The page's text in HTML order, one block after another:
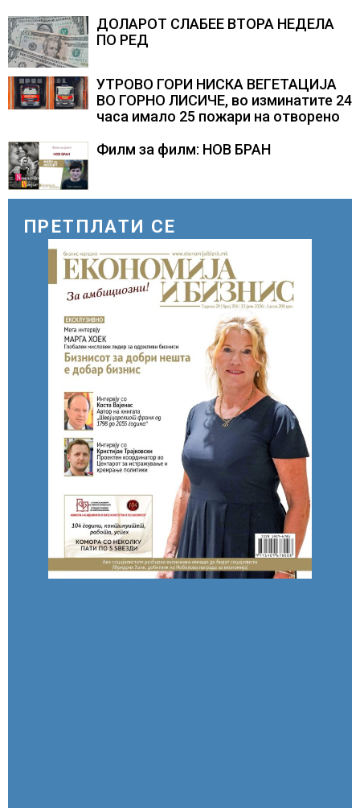
резултатите од последните анкети
ДОЛАРОТ СЛАБЕЕ ВТОРА НЕДЕЛА
ПО РЕД
УТРОВО ГОРИ НИСКА ВЕГЕТАЦИЈА
ВО ГОРНО ЛИСИЧЕ, во изминатите 24
часа имало 25 пожари на отворено
Филм за филм: НОВ БРАН
ПРЕТПЛАТИ СЕ